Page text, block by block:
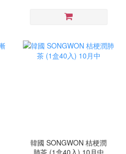
韓國 SONGWON 桔梗潤
肺茶 (1盒40入) 10月中